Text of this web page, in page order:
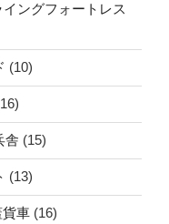
ングフォートレス
(10)
舎 (15)
(13)
貨車 (16)